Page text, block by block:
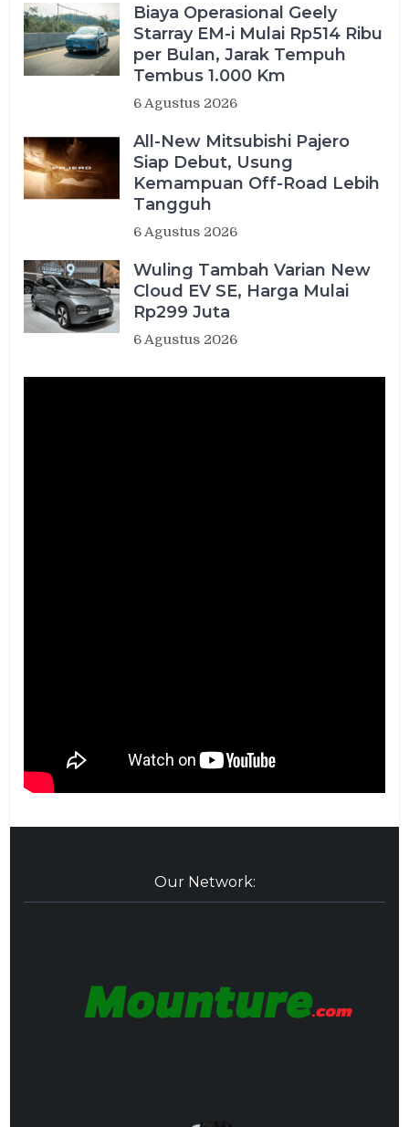
Biaya Operasional Geely
Starray EM-i Mulai Rp514 Ribu
per Bulan, Jarak Tempuh
Tembus 1.000 Km
6 Agustus 2026
All-New Mitsubishi Pajero
Siap Debut, Usung
Kemampuan Off-Road Lebih
Tangguh
6 Agustus 2026
Wuling Tambah Varian New
Cloud EV SE, Harga Mulai
Rp299 Juta
6 Agustus 2026
Our Network: